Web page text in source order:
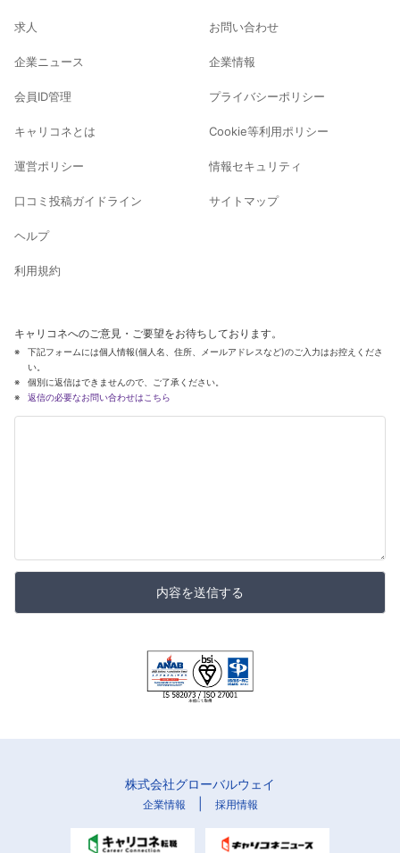
求人
企業ニュース
会員ID管理
キャリコネとは
運営ポリシー
口コミ投稿ガイドライン
ヘルプ
利用規約
お問い合わせ
企業情報
プライバシーポリシー
Cookie等利用ポリシー
情報セキュリティ
サイトマップ
キャリコネへのご意見・ご要望をお待ちしております。
下記フォームには個人情報(個人名、住所、メールアドレスなど)のご入力はお控えくださ
い。
個別に返信はできませんので、ご了承ください。
返信の必要なお問い合わせはこちら
内容を送信する
株式会社グローバルウェイ
企業情報 採用情報